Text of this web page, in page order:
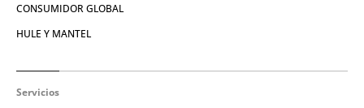
CONSUMIDOR GLOBAL
HULE Y MANTEL
Servicios